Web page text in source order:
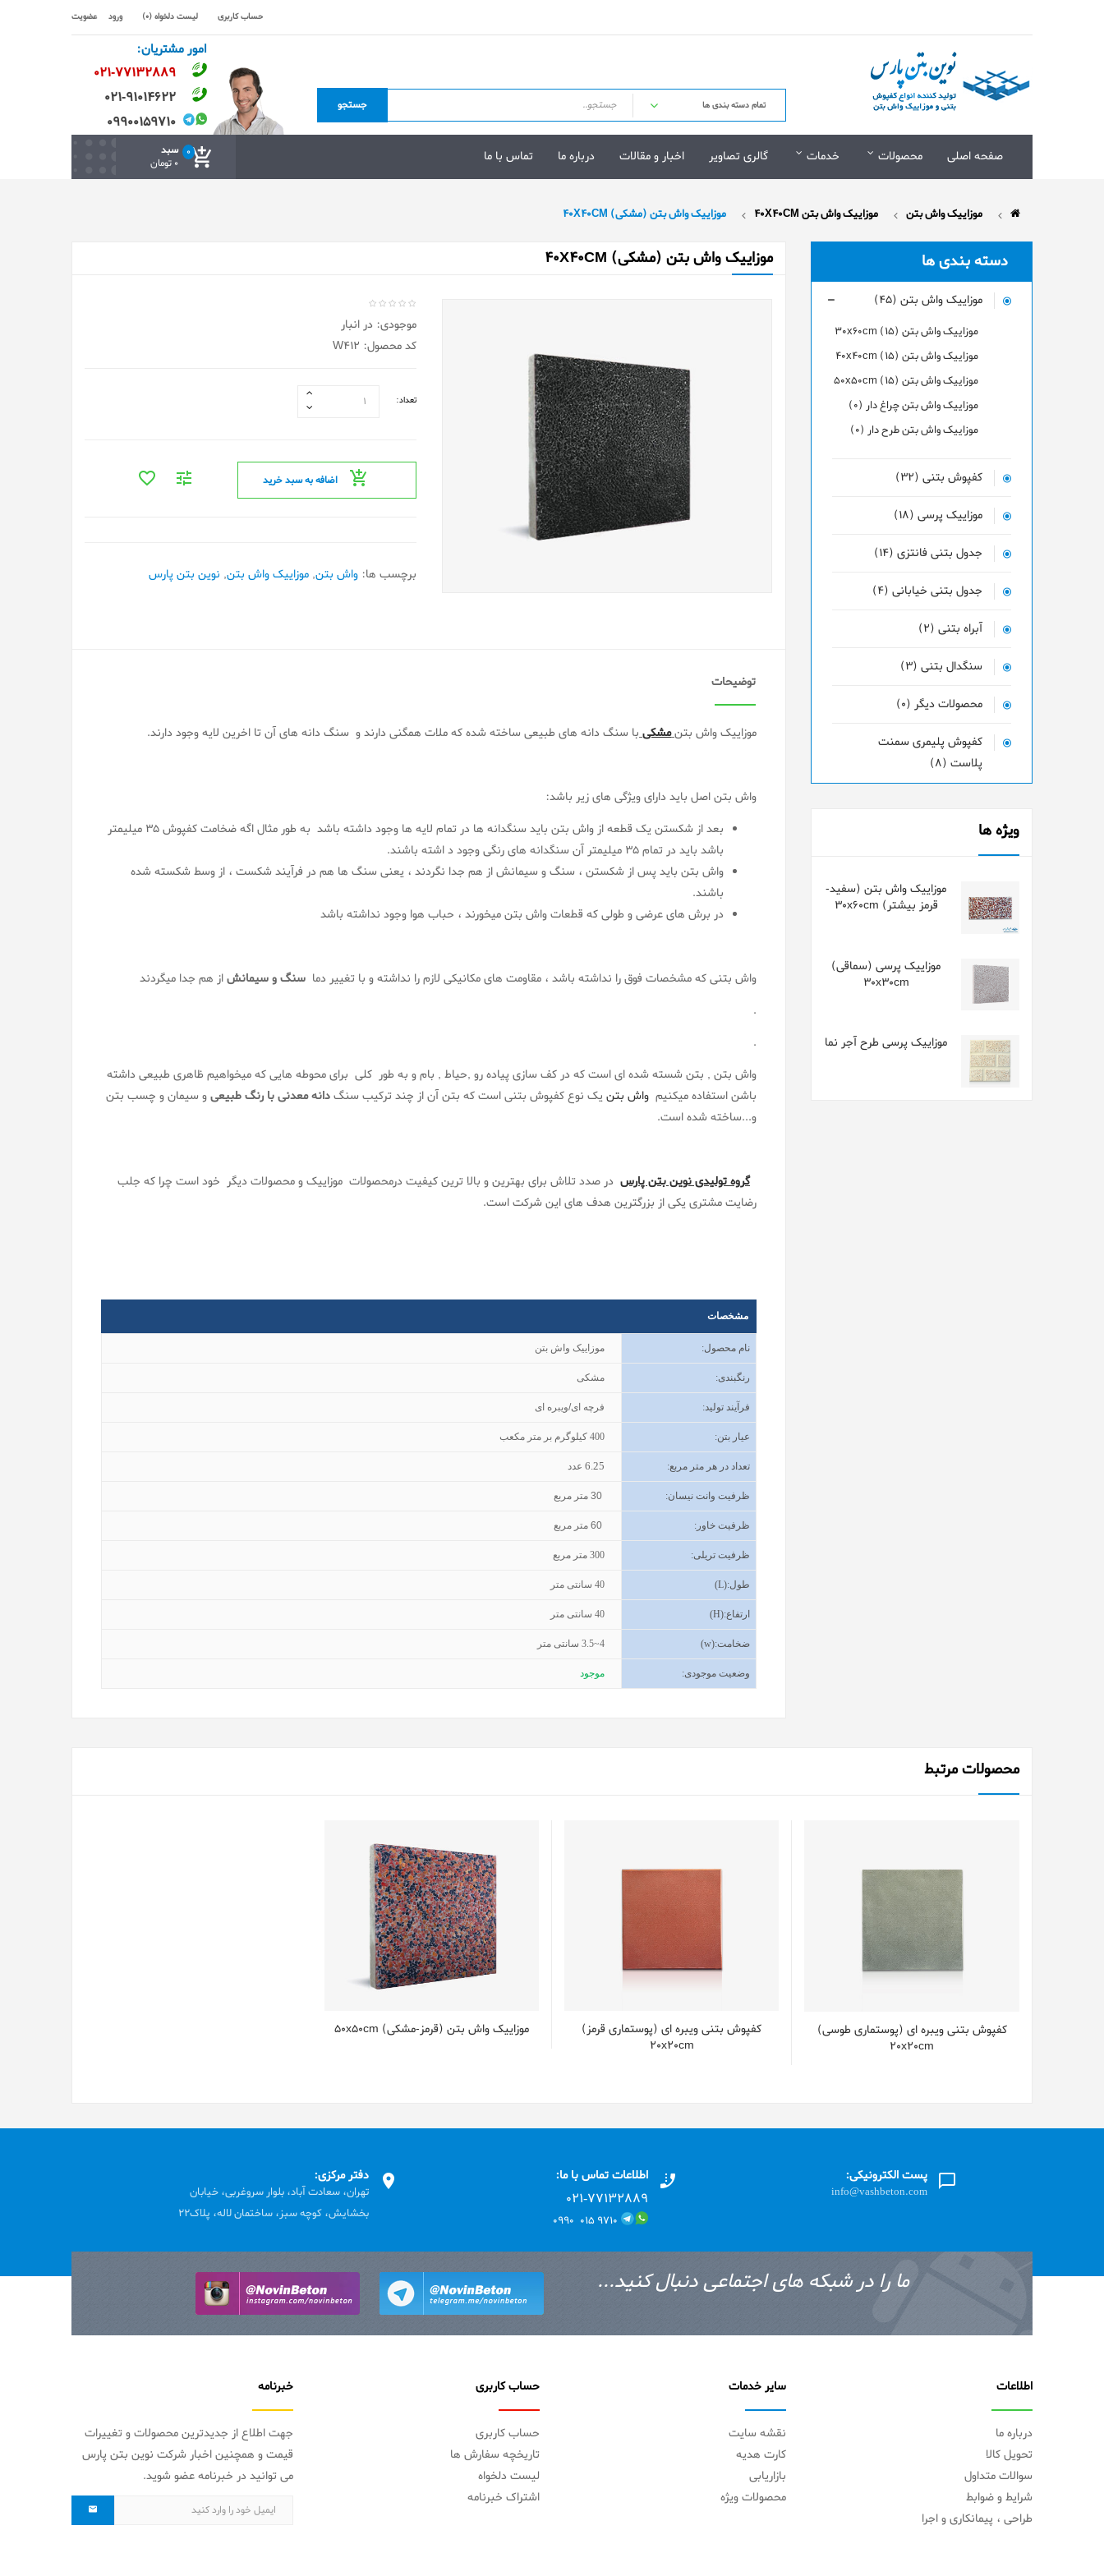
حساب کاربری لیست دلخواه (0) ورود عضویت
جستجو
امور مشتریان:
۰۲۱-۷۷۱٣۲۸۸۹
۰۲۱-۹۱۰۱۴۶۲۲
۰۹۹۰۰۱۵۹۷۱۰
صفحه اصلی محصولات خدمات گالری تصاویر اخبار و مقالات درباره ما تماس با ما سبد 0
0 تومان
موزاییک واش بتن موزاییک واش بتن 40X40CM موزایيک واش بتن (مشکی) 40X40CM
دسته بندی ها
موزاییک واش بتن (45)
موزاییک واش بتن 30x60cm (15)
موزاییک واش بتن 40x40cm (15)
موزاییک واش بتن 50x50cm (15)
موزاییک واش بتن چراغ دار (0)
موزاییک واش بتن طرح دار (0)
کفپوش بتنی (32)
موزاییک پرسی (18)
جدول بتنی فانتزی (14)
جدول بتنی خیابانی (4)
آبراه بتنی (2)
سنگدال بتنی (3)
محصولات دیگر (0)
کفپوش پلیمری سمنت
پلاست (8)
ویژه ها
موزاییک واش بتن (سفید-
قرمز بیشتر) 30x60cm
موزاییک پرسی (سماقی)
30x30cm
موزاییک پرسی طرح آجر نما
موزایيک واش بتن (مشکی) 40X40CM
موجودی: در انبار
کد محصول: W412
تعداد:
اضافه به سبد خرید
برچسب ها: واش بتن, موزاییک واش بتن, نوین بتن پارس
توضیحات
موزاییک واش بتنمشکی با سنگ دانه های طبیعی ساخته شده که ملات همگنی دارند و سنگ دانه های آن تا اخرین لایه وجود دارند.
واش بتن اصل باید دارای ویژگی های زیر باشد:
بعد از شکستن یک قطعه از واش بتن باید سنگدانه ها در تمام لایه ها وجود داشته باشد به طور مثال اگه ضخامت کفپوش 35 میلیمتر
باشد باید در تمام 35 میلیمتر آن سنگدانه های رنگی وجود د اشته باشند
.
واش بتن باید پس از شکستن ، سنگ و سیمانش از هم جدا نگردند ، یعنی سنگ ها هم در فرآیند شکست ، از وسط شکسته شده
باشند.
در برش های عرضی و طولی که قطعات واش بتن میخورند ، حباب هوا وجود نداشته باشد
واش بتنی که مشخصات فوق را نداشته باشد ، مقاومت های مکانیکی لازم را نداشته و با تغییر دما سنگ و سیمانشاز هم جدا میگردند
.
.
واش بتن , بتن شسته شده ای است که در کف سازی پیاده رو ,حیاط , بام و به طور کلی برای محوطه هایی که میخواهیم ظاهری طبیعی داشته
باشن استفاده میکنیم واش بتن یک نوع کفپوش بتنی است که بتن آن از چند ترکیب سنگدانه معدنی با رنگ طبیعیو سیمان و چسب بتن
و...ساخته شده است.
گروه تولیدی نوین بتن پارس در صدد تلاش برای بهترین و بالا ترین کیفیت درمحصولات موزاییک و محصولات دیگر خود است چرا که جلب
رضایت مشتری یکی از بزرگترین هدف های این شرکت است.
مشخصات
نام محصول: موزاییک واش بتن
رنگبندی: مشکی
فرآیند تولید: فرچه ای/ویبره ای
عیار بتن:
400 کیلوگرم بر متر مکعب
تعداد در هر متر مربع: 6.25 عدد
ظرفیت وانت نیسان:
30 متر مربع
ظرفیت خاور :
60 متر مربع
ظرفیت تریلی:
300 متر مربع
طول(L):
40 سانتی متر
ارتفاع(H):
40 سانتی متر
ضخامت(w):
3.5~4 سانتی متر
وضعیت موجودی: موجود
محصولات مرتبط
کفپوش بتنی ویبره ای (پوستماری طوسی)
20x20cm
کفپوش بتنی ویبره ای (پوستماری قرمز)
20x20cm
موزاییک واش بتن (قرمز-مشکی) 50x50cm
پست الکترونیکی:
info@vashbeton.com
اطلاعات تماس با ما:
۰۲۱-۷۷۱٣۲۸۸۹
۹۷۱۰ ۰۱۵ ۰۹۹۰
دفتر مرکزی:
تهران، سعادت آباد، بلوار سروغربی، خیابان
بخشایش، کوچه سبز، ساختمان لاله، پلاک22
ما را در شبکه های اجتماعی دنبال کنید...
اطلاعات
درباره ما
تحویل کالا
سوالات متداول
شرایط و ضوابط
طراحی ، پیمانکاری و اجرا
سایر خدمات
نقشه سایت
کارت هدیه
بازاریابی
محصولات ویژه
حساب کاربری
حساب کاربری
تاریخچه سفارش ها
لیست دلخواه
اشتراک خبرنامه
خبرنامه
جهت اطلاع از جدیدترین محصولات و تغییرات
قیمت و همچنین اخبار شرکت نوین بتن پارس
می توانید در خبرنامه عضو شوید.